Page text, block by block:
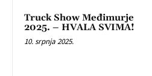
Truck Show Međimurje
2025. – HVALA SVIMA!
10. srpnja 2025.